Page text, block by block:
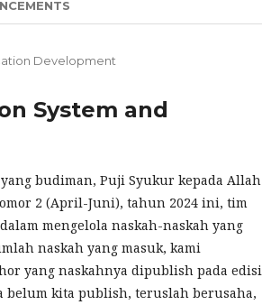
Development
System and
budiman, Puji Syukur kepada Allah
2 (April-Juni), tahun 2024 ini, tim
mengelola naskah-naskah yang
naskah yang masuk, kami
yang naskahnya dipublish pada edisi
belum kita publish, teruslah berusaha,